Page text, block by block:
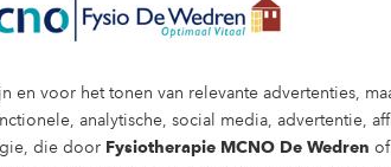
en voor het tonen van relevante advertenties,
analytische, social media, advertentie,
die door Fysiotherapie MCNO De Wedren
een